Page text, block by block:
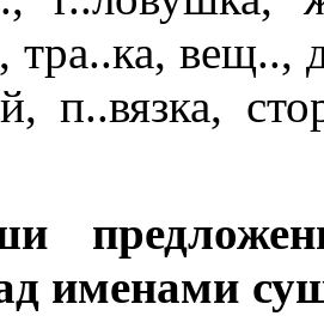
тра..ка, вещ..,
п..вязка,
именами